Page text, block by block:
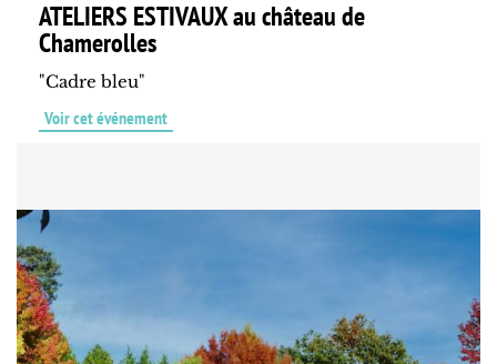
ATELIERS ESTIVAUX au château de
Chamerolles
"Cadre bleu"
Voir cet événement